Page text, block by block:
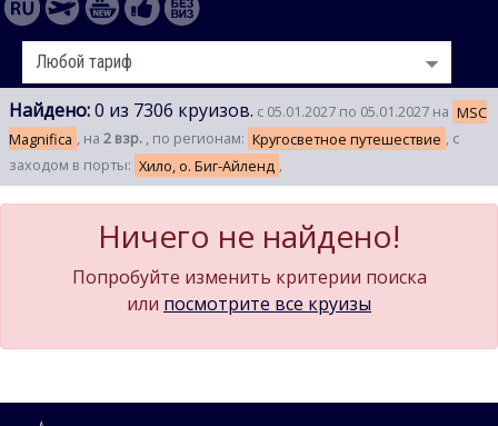
Найдено:0 из 7306 круизов. с 05.01.2027 по 05.01.2027 на MSC
Magnifica , на 2 взр. , по регионам: Кругосветное путешествие , с
заходом в порты: Хило, о. Биг-Айленд ,
Ничего не найдено!
Попробуйте изменить критерии поиска
или посмотрите все круизы